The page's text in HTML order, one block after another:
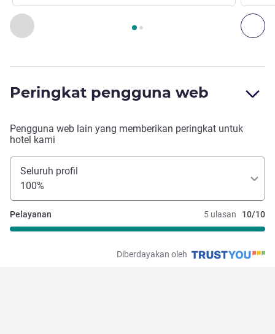
Sebelumnya - Restoran
Halaman , Restoran 1 : Lasai , Restoran 2 : Restoran
Peringkat pengguna web
Pengguna web lain yang memberikan peringkat untuk
hotel kami
Seluruh profil
100%
5 ulasan 10/10
Pelayanan
Diberdayakan oleh